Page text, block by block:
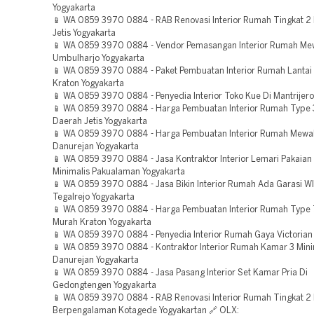
Yogyakarta
📱 WA 0859 3970 0884 - RAB Renovasi Interior Rumah Tingkat 2
Jetis Yogyakarta
📱 WA 0859 3970 0884 - Vendor Pemasangan Interior Rumah
Umbulharjo Yogyakarta
📱 WA 0859 3970 0884 - Paket Pembuatan Interior Rumah Lantai
Kraton Yogyakarta
📱 WA 0859 3970 0884 - Penyedia Interior Toko Kue Di
📱 WA 0859 3970 0884 - Harga Pembuatan Interior Rumah
Daerah Jetis Yogyakarta
📱 WA 0859 3970 0884 - Harga Pembuatan Interior Rumah
Danurejan Yogyakarta
📱 WA 0859 3970 0884 - Jasa Kontraktor Interior Lemari Pakaian
Minimalis Pakualaman Yogyakarta
📱 WA 0859 3970 0884 - Jasa Bikin Interior Rumah Ada Garasi
Tegalrejo Yogyakarta
📱 WA 0859 3970 0884 - Harga Pembuatan Interior Rumah
Murah Kraton Yogyakarta
📱 WA 0859 3970 0884 - Penyedia Interior Rumah Gaya Victorian
📱 WA 0859 3970 0884 - Kontraktor Interior Rumah Kamar 3
Danurejan Yogyakarta
📱 WA 0859 3970 0884 - Jasa Pasang Interior Set Kamar Pria Di
Gedongtengen Yogyakarta
📱 WA 0859 3970 0884 - RAB Renovasi Interior Rumah Tingkat 2
Berpengalaman Kotagede Yogyakartan 🔗 OLX: